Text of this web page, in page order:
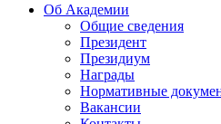
Об Академии
Общие сведения
Президент
Президиум
Награды
Нормативные
Вакансии